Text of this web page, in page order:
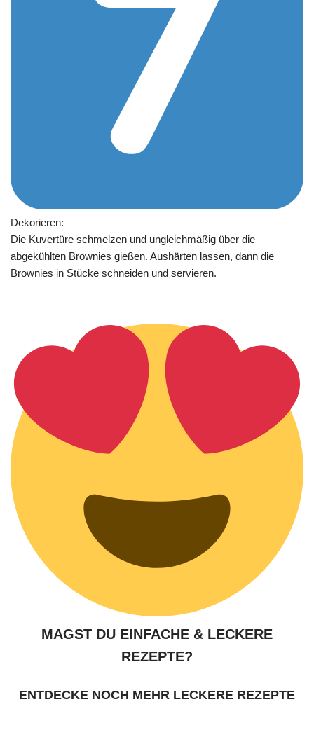
Dekorieren:
Die Kuvertüre schmelzen und ungleichmäßig über die
abgekühlten Brownies gießen. Aushärten lassen, dann die
Brownies in Stücke schneiden und servieren.
MAGST DU EINFACHE & LECKERE
REZEPTE?
ENTDECKE NOCH MEHR LECKERE REZEPTE